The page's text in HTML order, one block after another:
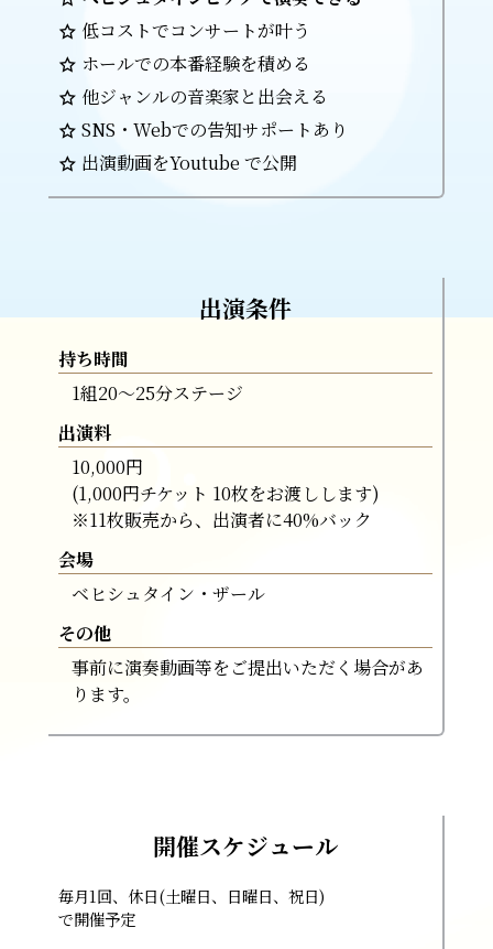
低コストでコンサートが叶う
ホールでの本番経験を積める
他ジャンルの音楽家と出会える
SNS・Webでの告知サポートあり
出演動画をYoutube で公開
出演条件
持ち時間
1組20〜25分ステージ
出演料
10,000円
(1,000円チケット 10枚をお渡しします)
※11枚販売から、出演者に40%バック
会場
ベヒシュタイン・ザール
その他
事前に演奏動画等をご提出いただく場合があ
ります。
開催スケジュール
毎月1回、休日(土曜日、日曜日、祝日)
で開催予定